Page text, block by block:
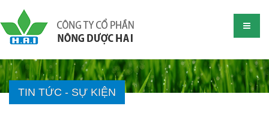
TIN TỨC - SỰ KIỆN